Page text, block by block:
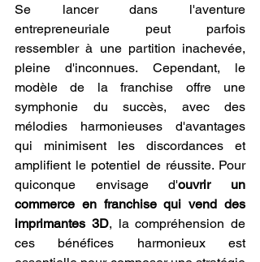
Se lancer dans l'aventure
entrepreneuriale peut parfois
ressembler à une partition inachevée,
pleine d'inconnues. Cependant, le
modèle de la franchise offre une
symphonie du succès, avec des
mélodies harmonieuses d'avantages
qui minimisent les discordances et
amplifient le potentiel de réussite. Pour
quiconque envisage d'ouvrir un
commerce en franchise qui vend des
imprimantes 3D, la compréhension de
ces bénéfices harmonieux est